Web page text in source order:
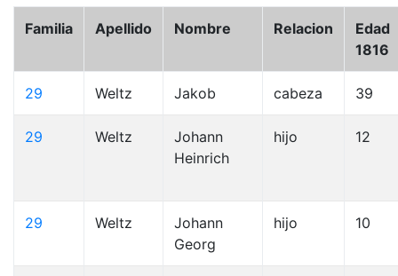
Familia Apellido Nombre Relacion
Edad
1816
29 Weltz Jakob cabeza 39
29 Weltz
Johann
Heinrich
hijo 12
29 Weltz
Johann
Georg
hijo 10